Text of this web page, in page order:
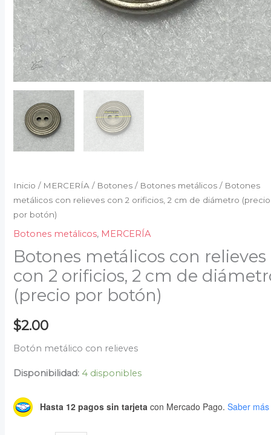
Inicio / MERCERÍA / Botones / Botones metálicos / Botones
metálicos con relieves con 2 orificios, 2 cm de diámetro (precio
por botón)
Botones metálicos, MERCERÍA
Botones metálicos con relieves
con 2 orificios, 2 cm de
(precio por botón)
$2.00
Botón metálico con relieves
Disponibilidad: 4 disponibles
Hasta 12 pagos sin tarjeta con Mercado Pago. Saber más
por
botón)
cantidad